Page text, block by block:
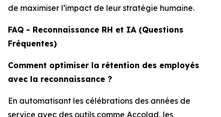
de maximiser l’impact de leur stratégie humaine.
FAQ - Reconnaissance RH et IA (Questions
Fréquentes)
Comment optimiser la rétention des employés
avec la reconnaissance ?
En automatisant les célébrations des années de
service avec des outils comme Accolad, les